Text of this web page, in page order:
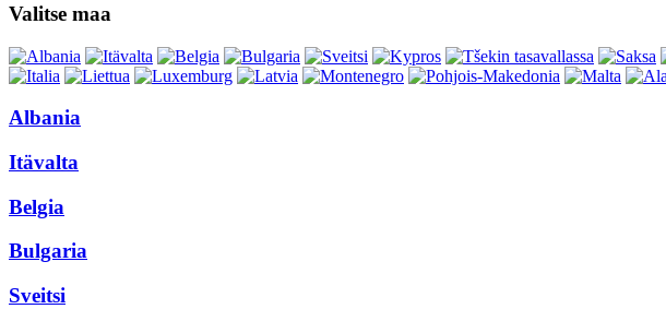
Valitse maa
Albania
Itävalta
Belgia
Bulgaria
Sveitsi